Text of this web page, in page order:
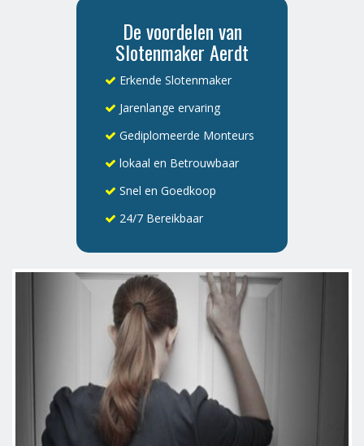
De voordelen van
Slotenmaker Aerdt
Erkende Slotenmaker
Jarenlange ervaring
Gediplomeerde Monteurs
lokaal en Betrouwbaar
Snel en Goedkoop
24/7 Bereikbaar